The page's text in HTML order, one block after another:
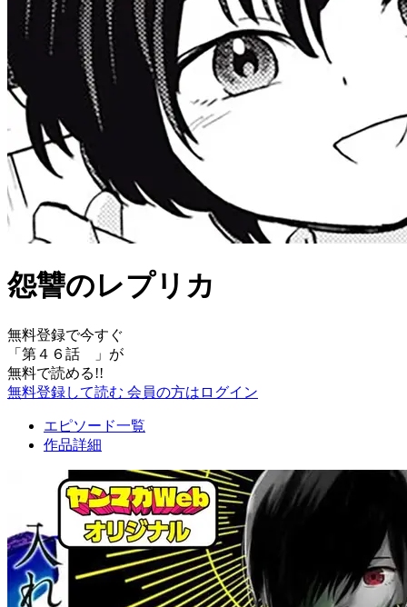
怨讐のレプリカ
無料登録で今すぐ
「 第４６話
」が
無料で読める!!
無料登録して読む 会員の方はログイン
エピソード一覧
作品詳細